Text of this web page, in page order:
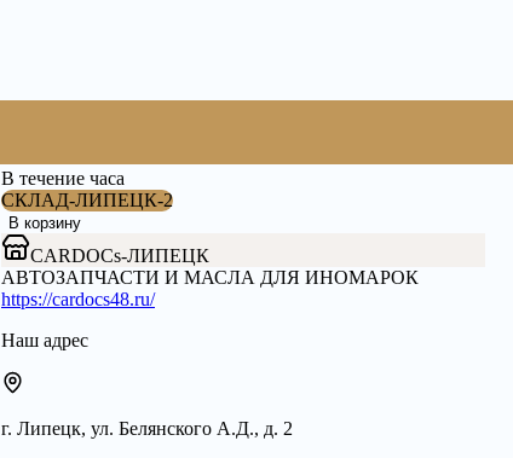
В течение часа
СКЛАД-ЛИПЕЦК-2
В корзину
CARDOCs-ЛИПЕЦК
АВТОЗАПЧАСТИ И МАСЛА ДЛЯ ИНОМАРОК
https://cardocs48.ru/
Наш адрес
г. Липецк, ул. Белянского А.Д., д. 2